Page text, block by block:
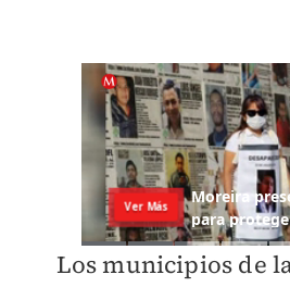
Los municipios de